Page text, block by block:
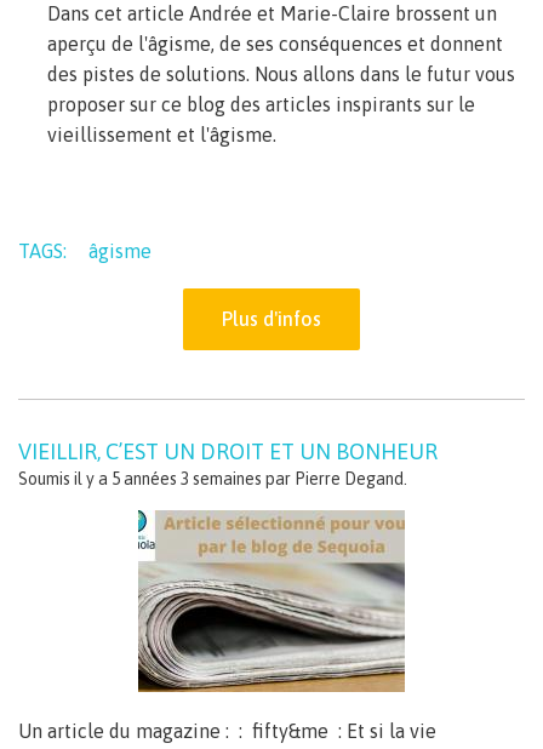
Dans cet article Andrée et Marie-Claire brossent un
aperçu de l'âgisme, de ses conséquences et donnent
des pistes de solutions. Nous allons dans le futur vous
proposer sur ce blog des articles inspirants sur le
vieillissement et l'âgisme.
TAGS: âgisme
Plus d'infos
VIEILLIR, C’EST UN DROIT ET UN BONHEUR
Soumis il y a 5 années 3 semaines par Pierre Degand
Un article du magazine : : fifty&me : Et si la vie